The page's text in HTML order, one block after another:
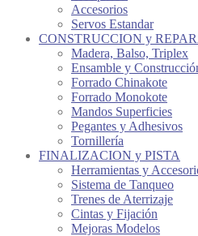
Accesorios
Servos Estandar
CONSTRUCCION y
Madera, Balso, Triplex
Ensamble y
Forrado Chinakote
Forrado Monokote
Mandos Superficies
Pegantes y Adhesivos
Tornillería
FINALIZACION y PISTA
Herramientas y
Sistema de Tanqueo
Trenes de Aterrizaje
Cintas y Fijación
Mejoras Modelos